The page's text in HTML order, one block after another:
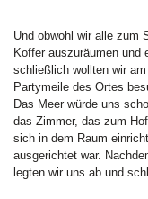
Und obwohl wir alle zum
Koffer auszuräumen und
schließlich wollten wir
Partymeile des Ortes
Das Meer würde uns
das Zimmer, das zum
sich in dem Raum
ausgerichtet war.
legten wir uns ab und